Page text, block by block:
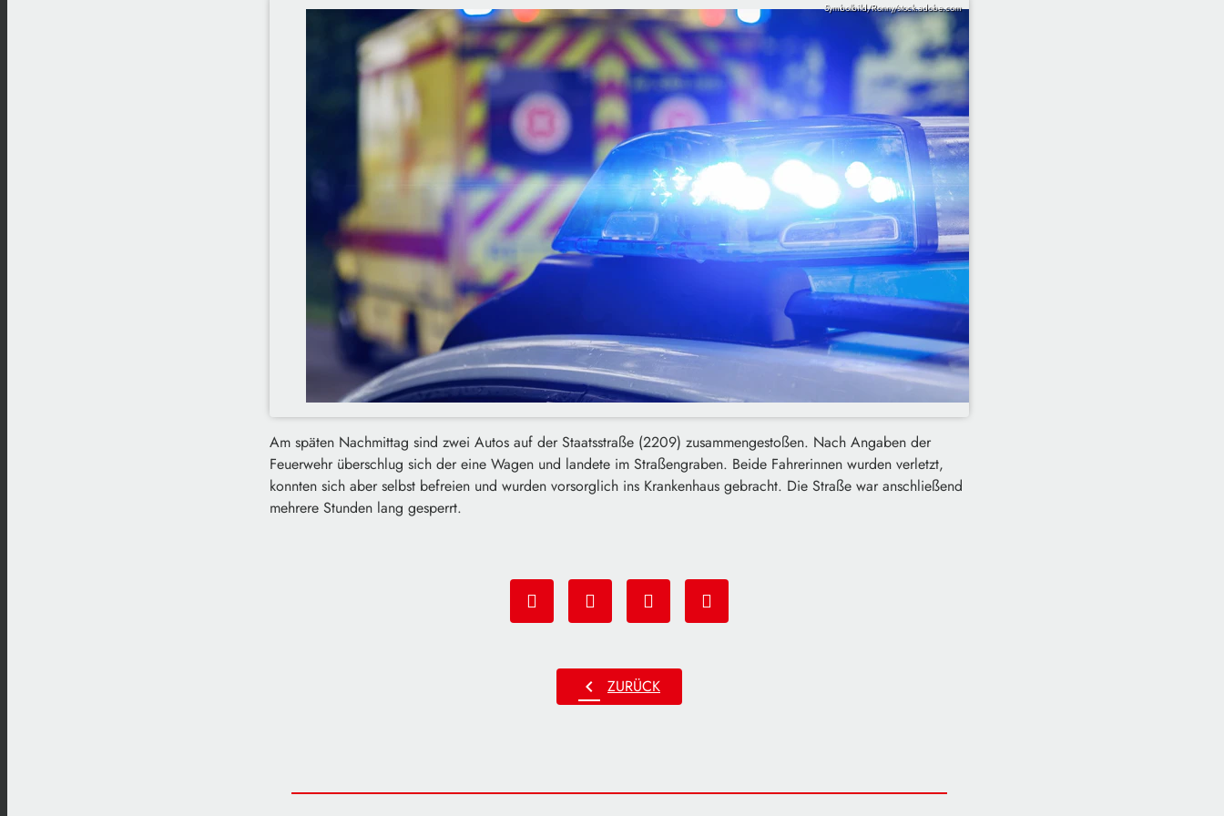
Symbolbild/Ronny/stock.adobe.com
Am späten Nachmittag sind zwei Autos auf der Staatsstraße (2209) zusammengestoßen. Nach Angaben der
Feuerwehr überschlug sich der eine Wagen und landete im Straßengraben. Beide Fahrerinnen wurden verletzt,
konnten sich aber selbst befreien und wurden vorsorglich ins Krankenhaus gebracht. Die Straße war anschließend
mehrere Stunden lang gesperrt.
chevron_left ZURÜCK